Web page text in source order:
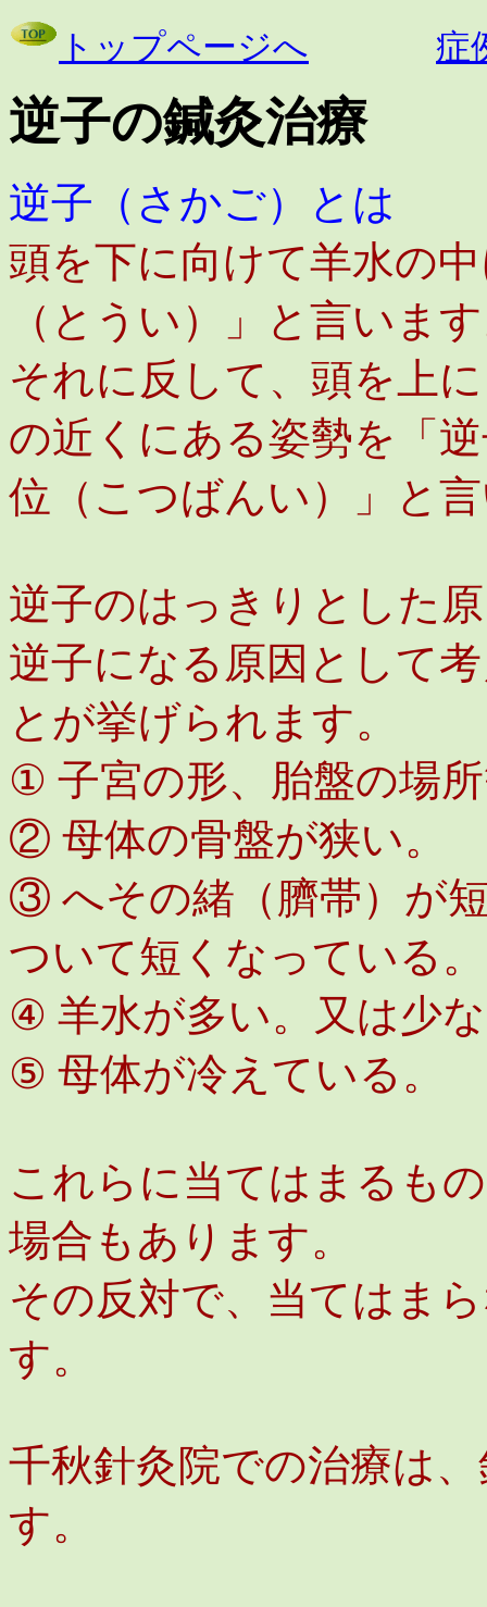
トップページへ 症
逆子の鍼灸治療
逆子（さかご）とは
頭を下に向けて羊水の
（とうい）」と言いま
それに反して、頭を上
の近くにある姿勢を「
位（こつばんい）」と
逆子のはっきりとした
逆子になる原因として
とが挙げられます。
① 子宮の形、胎盤の場
② 母体の骨盤が狭い。
③ へその緒（臍帯）が
ついて短くなっている。
④ 羊水が多い。又は少
⑤ 母体が冷えている。
これらに当てはまるも
場合もあります。
その反対で、当てはま
す。
千秋針灸院での治療は
す。